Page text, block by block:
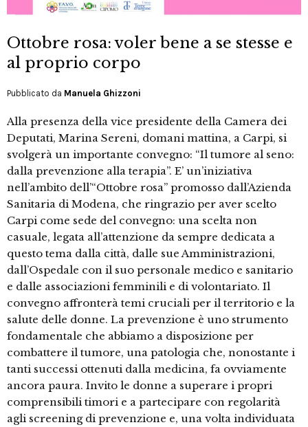
Ottobre rosa: voler bene a se stesse e
al proprio corpo
Pubblicato da Manuela Ghizzoni
Alla presenza della vice presidente della Camera dei
Deputati, Marina Sereni, domani mattina, a Carpi, si
svolgerà un importante convegno: “Il tumore al seno:
dalla prevenzione alla terapia”. E’ un’iniziativa
nell’ambito dell’“Ottobre rosa” promosso dall’Azienda
Sanitaria di Modena, che ringrazio per aver scelto
Carpi come sede del convegno: una scelta non
casuale, legata all’attenzione da sempre dedicata a
questo tema dalla città, dalle sue Amministrazioni,
dall’Ospedale con il suo personale medico e sanitario
e dalle associazioni femminili e di volontariato. Il
convegno affronterà temi cruciali per il territorio e la
salute delle donne. La prevenzione è uno strumento
fondamentale che abbiamo a disposizione per
combattere il tumore, una patologia che, nonostante i
tanti successi ottenuti dalla medicina, fa ovviamente
ancora paura. Invito le donne a superare i propri
comprensibili timori e a partecipare con regolarità
agli screening di prevenzione e, una volta individuata